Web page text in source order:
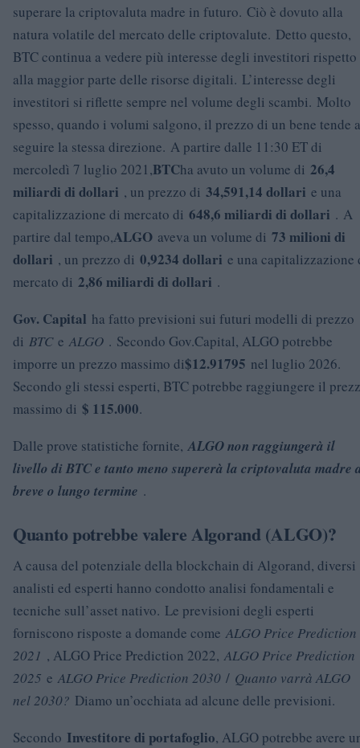
superare la criptovaluta madre in futuro. Ciò è dovuto alla
natura volatile del mercato delle criptovalute. Detto questo,
BTC continua a vedere più interesse degli investitori rispetto
alla maggior parte delle risorse digitali. L’interesse degli
investitori si riflette sempre nel volume degli scambi. Molto
spesso, quando i volumi salgono, il prezzo di un bene tende a
seguire la stessa direzione. A partire dalle 11:30 ET di
mercoledì 7 luglio 2021,BTCha avuto un volume di 26,4
miliardi di dollari , un prezzo di 34,591,14 dollari e una
capitalizzazione di mercato di 648,6 miliardi di dollari . A
partire dal tempo,ALGO aveva un volume di 73 milioni di
dollari , un prezzo di 0,9234 dollari e una capitalizzazione
mercato di 2,86 miliardi di dollari .
Gov. Capital ha fatto previsioni sui futuri modelli di prezzo
di BTCeALGO . Secondo Gov.Capital, ALGO potrebbe
imporre un prezzo massimo di$12.91795 nel luglio 2026.
Secondo gli stessi esperti, BTC potrebbe raggiungere il
massimo di $ 115.000.
Dalle prove statistiche fornite,ALGO non raggiungerà il
livello di BTC e tanto meno supererà la criptovaluta madre
breve o lungo termine .
Quanto potrebbe valere Algorand (ALGO)?
A causa del potenziale della blockchain di Algorand, diversi
analisti ed esperti hanno condotto analisi fondamentali e
tecniche sull’asset nativo. Le previsioni degli esperti
forniscono risposte a domande comeALGO Price Prediction
2021 , ALGO Price Prediction 2022,ALGO Price Prediction
2025 eALGO Price Prediction 2030 / Quanto varrà ALGO
nel 2030? Diamo un’occhiata ad alcune delle previsioni.
Secondo Investitore di portafoglio, ALGO potrebbe avere